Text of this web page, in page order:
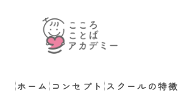
ホーム コンセプト スクールの特徴